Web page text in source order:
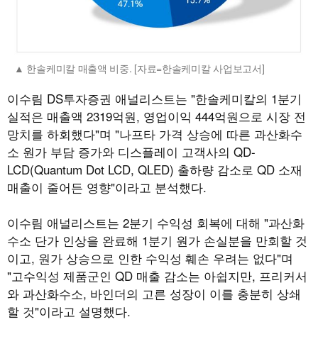
한솔케미칼 매출액 비중. [자료=한솔케미칼 사업보고서]
이수림 DS투자증권 애널리스트는 "한솔케미칼의 1분기
실적은 매출액 2319억원, 영업이익 444억원으로 시장 전
망치를 하회했다"며 "나프타 가격 상승에 따른 과산화수
소 원가 부담 증가와 디스플레이 고객사의 QD-
LCD(Quantum Dot LCD, QLED) 출하량 감소로 QD 소재
매출이 줄어든 영향"이라고 분석했다.
이수림 애널리스트는 2분기 수익성 회복에 대해 "과산화
수소 단가 인상을 완료해 1분기 원가 손실분을 만회할 것
이고, 원가 상승으로 인한 수익성 훼손 우려는 없다"며
"고수익성 제품군인 QD 매출 감소는 아쉽지만, 프리커서
와 과산화수소, 바인더의 고른 성장이 이를 충분히 상쇄
할 것"이라고 설명했다.